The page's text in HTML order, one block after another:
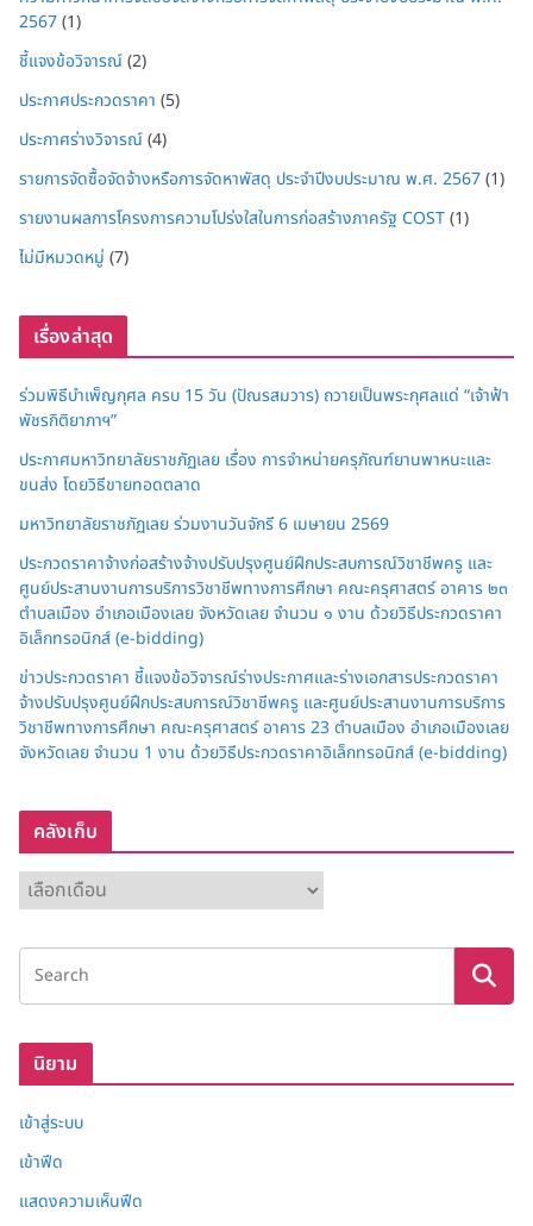
2567(1)
ชี้แจงข้อวิจารณ์(2)
ประกาศประกวดราคา (5)
ประกาศร่างวิจารณ์(4)
รายการจัดซื้อจัดจ้างหรือการจัดหาพัสดุ ประจำปีงบประมาณ พ.ศ. 2567(1)
รายงานผลการโครงการความโปร่งใสในการก่อสร้างภาครัฐ COST(1)
ไม่มีหมวดหมู่ (7)
เรื่องล่าสุด
ร่วมพิธีบำเพ็ญกุศล ครบ 15 วัน (ปัณรสมวาร) ถวายเป็นพระกุศลแด่ “เจ้าฟ้า
พัชรกิติยาภาฯ”
ประกาศมหาวิทยาลัยราชภัฏเลย เรื่อง การจำหน่ายครุภัณฑ์ยานพาหนะและ
ขนส่ง โดยวิธีขายทอดตลาด
มหาวิทยาลัยราชภัฏเลย ร่วมงานวันจักรี 6 เมษายน 2569
ประกวดราคาจ้างก่อสร้างจ้างปรับปรุงศูนย์ฝึกประสบการณ์วิชาชีพครู และ
ศูนย์ประสานงานการบริการวิชาชีพทางการศึกษา คณะครุศาสตร์ อาคาร ๒๓
ตำบลเมือง อำเภอเมืองเลย จังหวัดเลย จำนวน ๑ งาน ด้วยวิธีประกวดราคา
อิเล็กทรอนิกส์ (e-bidding)
ข่าวประกวดราคา ชี้แจงข้อวิจารณ์ร่างประกาศและร่างเอกสารประกวดราคา
จ้างปรับปรุงศูนย์ฝึกประสบการณ์วิชาชีพครู และศูนย์ประสานงานการบริการ
วิชาชีพทางการศึกษา คณะครุศาสตร์ อาคาร 23 ตำบลเมือง อำเภอเมืองเลย
จังหวัดเลย จำนวน 1 งาน ด้วยวิธีประกวดราคาอิเล็กทรอนิกส์ (e-bidding)
คลังเก็บ
ลั
ง
ก็
นิยาม
เข้าสู่ระบบ
เข้าฟีด
แสดงความเห็นฟีด